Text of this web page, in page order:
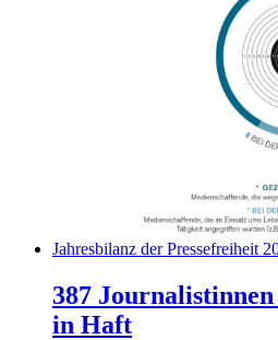
Jahresbilanz der Pressefreiheit
387
in Haft